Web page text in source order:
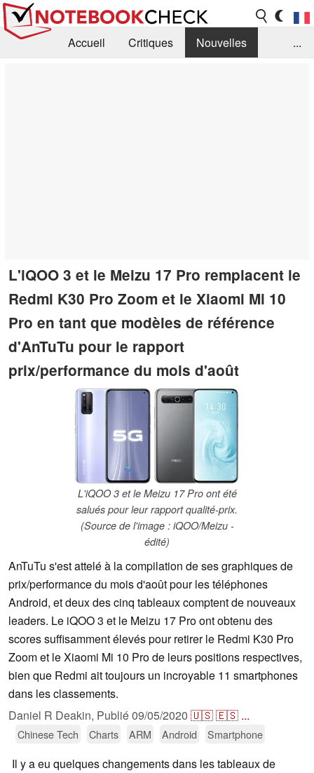
Accueil Critiques
Nouvelles
...
L'iQOO 3 et le Meizu 17 Pro remplacent le
Redmi K30 Pro Zoom et le Xiaomi Mi 10
Pro en tant que modèles de référence
d'AnTuTu pour le rapport
prix/performance du mois d'août
L'iQOO 3 et le Meizu 17 Pro ont été
salués pour leur rapport qualité-prix.
(Source de l'image : iQOO/Meizu -
édité)
AnTuTu s'est attelé à la compilation de ses graphiques de
prix/performance du mois d'août pour les téléphones
Android, et deux des cinq tableaux comptent de nouveaux
leaders. Le iQOO 3 et le Meizu 17 Pro ont obtenu des
scores suffisamment élevés pour retirer le Redmi K30 Pro
Zoom et le Xiaomi Mi 10 Pro de leurs positions respectives,
bien que Redmi ait toujours un incroyable 11 smartphones
dans les classements.
Daniel R Deakin, Publié09/05/2020 🇺🇸🇪🇸 ...
Chinese Tech Charts ARM Android Smartphone
Il y a eu quelques changements dans les tableaux de